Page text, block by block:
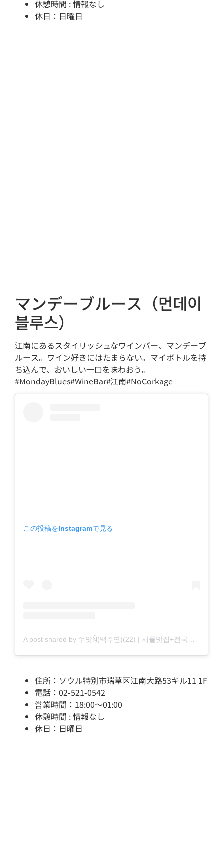
休憩時間 : 情報なし
休日：日曜日
マンデーブルース（먼데이
블루스）
江南にあるスタイリッシュなワインバー、マンデーブ
ルース。ワイン好きにはたまらない。マイボトルを持
ち込んで、おいしい一口を味わおう。
#MondayBlues#WineBar#江南#NoCorkage
この投稿をInstagramで見る
住所：ソウル特別市瑞草区江南大路53キル11 1F
電話：02-521-0542
営業時間：18:00～01:00
休憩時間 : 情報なし
休日：日曜日